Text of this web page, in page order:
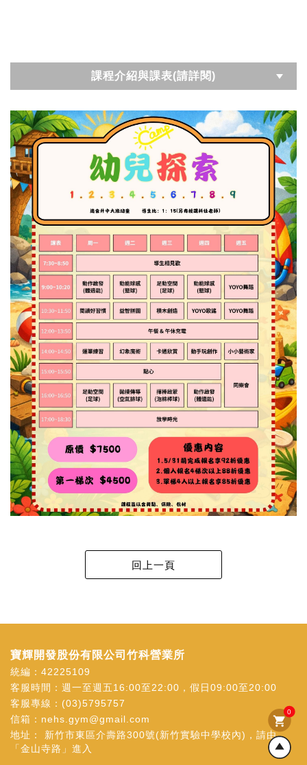
課程介紹與課表(請詳閱)
shopping_cart
0
寶輝開發股份有限公司竹科營業所
統編：42225109
客服時間：週一至週五16:00至22:00，假日09:00至20:00
客服專線： (03)5795757
信箱： nehs.gym@gmail.com
地址： 新竹市東區介壽路300號(新竹實驗中學校內)，請由
「金山寺路」進入